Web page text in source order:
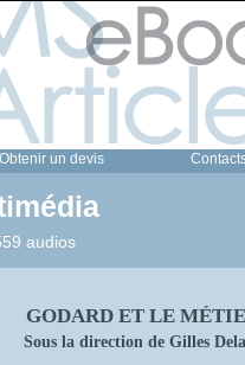
Obtenir un devis
audios
GODARD ET LE
Sous la direction de Gilles